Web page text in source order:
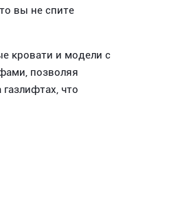
вы не спите
кровати и модели с
позволяя
что